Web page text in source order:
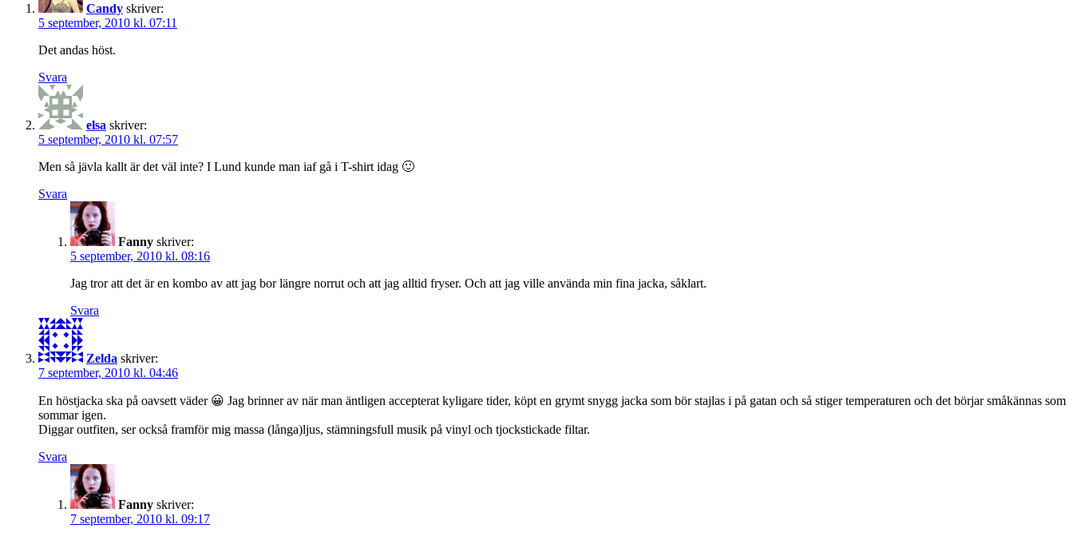
Candy skriver:
5 september, 2010 kl. 07:11
Det andas höst.
Svara
elsa skriver:
5 september, 2010 kl. 07:57
Men så jävla kallt är det väl inte? I Lund kunde man iaf gå i T-shirt idag 🙂
Svara
Fanny skriver:
5 september, 2010 kl. 08:16
Jag tror att det är en kombo av att jag bor längre norrut och att jag alltid fryser. Och att jag ville använda min fina jacka, såklart.
Svara
Zelda skriver:
7 september, 2010 kl. 04:46
En höstjacka ska på oavsett väder 😀 Jag brinner av när man äntligen accepterat kyligare tider, köpt en grymt snygg jacka som bör stajlas i på gatan och så stiger temperaturen och det börjar småkännas som
sommar igen.
Diggar outfiten, ser också framför mig massa (långa)ljus, stämningsfull musik på vinyl och tjockstickade filtar.
Svara
Fanny skriver:
7 september, 2010 kl. 09:17